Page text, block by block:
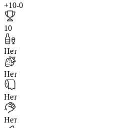
+10-0
10
Нет
Нет
Нет
Нет